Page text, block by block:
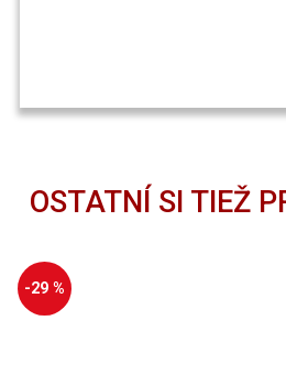
OSTATNÍ SI TIEŽ
-29 %